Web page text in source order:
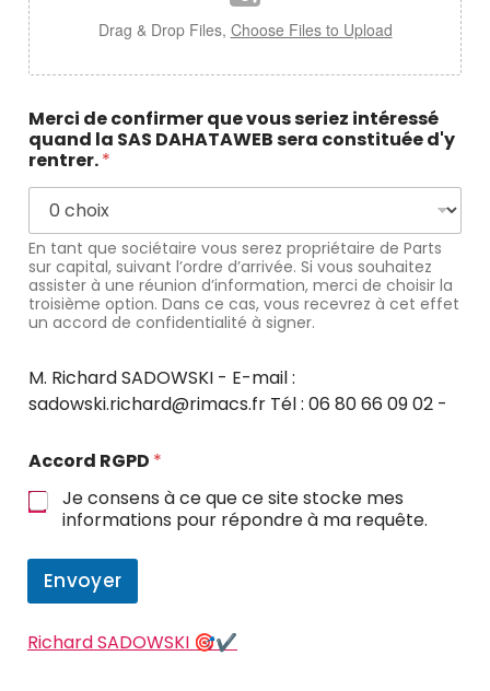
Drag & Drop Files, Choose Files to Upload
Merci de confirmer que vous seriez intéressé
quand la SAS DAHATAWEB sera constituée d'y
rentrer.*
En tant que sociétaire vous serez propriétaire de Parts
sur capital, suivant l’ordre d’arrivée. Si vous souhaitez
assister à une réunion d’information, merci de choisir la
troisième option. Dans ce cas, vous recevrez à cet effet
un accord de confidentialité à signer.
M. Richard SADOWSKI - E-mail :
sadowski.richard@rimacs.fr Tél : 06 80 66 09 02 -
Accord RGPD *
Je consens à ce que ce site stocke mes
informations pour répondre à ma requête.
Envoyer
Richard SADOWSKI 🎯✔